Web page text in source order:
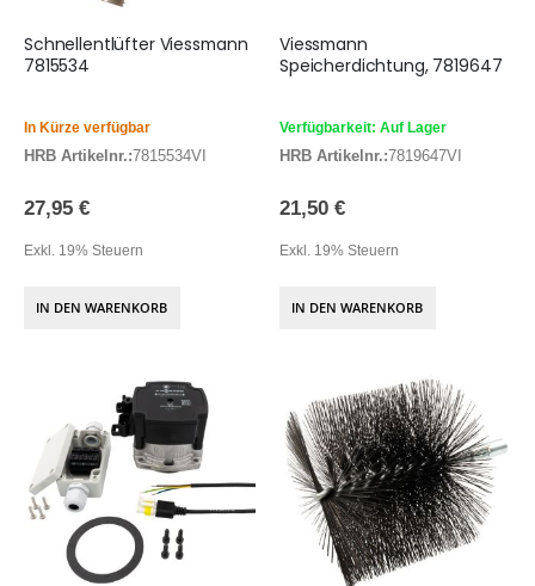
Schnellentlüfter Viessmann
7815534
In Kürze verfügbar
HRB Artikelnr.:7815534VI
27,95 €
Exkl. 19% Steuern
IN DEN WARENKORB
Viessmann
Speicherdichtung, 7819647
Verfügbarkeit: Auf Lager
HRB Artikelnr.:7819647VI
21,50 €
Exkl. 19% Steuern
IN DEN WARENKORB